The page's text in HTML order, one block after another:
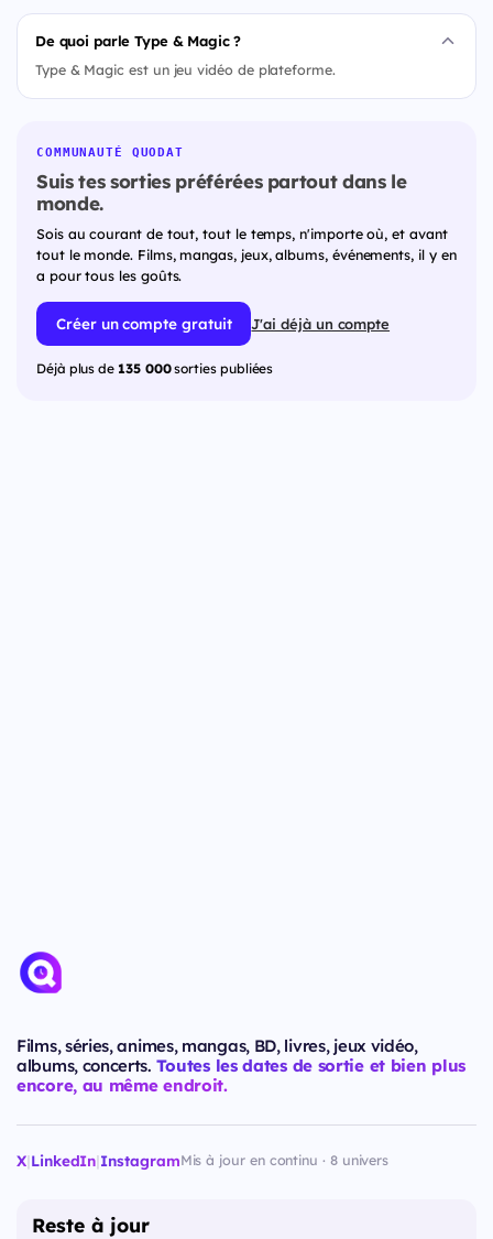
De quoi parle Type & Magic ?
Type & Magic est un jeu vidéo de plateforme.
COMMUNAUTÉ QUODAT
Suis tes sorties préférées partout dans le
monde.
Sois au courant de tout, tout le temps, n'importe où, et avant
tout le monde. Films, mangas, jeux, albums, événements, il y en
a pour tous les goûts.
Créer un compte gratuit J'ai déjà un compte
Déjà plus de 135 000sorties publiées
Films, séries, animes, mangas, BD, livres, jeux vidéo,
albums, concerts. Toutes les dates de sortie et bien plus
encore, au même endroit.
X|LinkedIn|InstagramMis à jour en continu · 8 univers
Reste à jour